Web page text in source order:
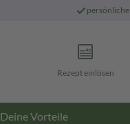
persönliche
Rezept einlösen
Deine Vorteile